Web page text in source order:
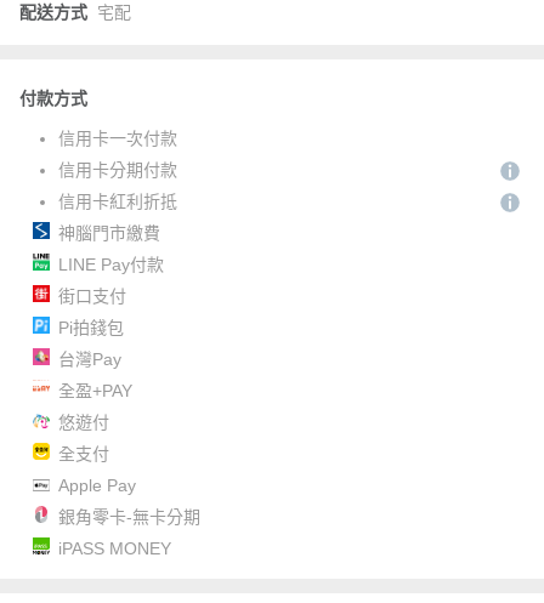
配送方式 宅配
付款方式
信用卡一次付款
信用卡分期付款
信用卡紅利折抵
神腦門市繳費
LINE Pay付款
街口支付
Pi拍錢包
台灣Pay
全盈+PAY
悠遊付
全支付
Apple Pay
銀角零卡-無卡分期
iPASS MONEY